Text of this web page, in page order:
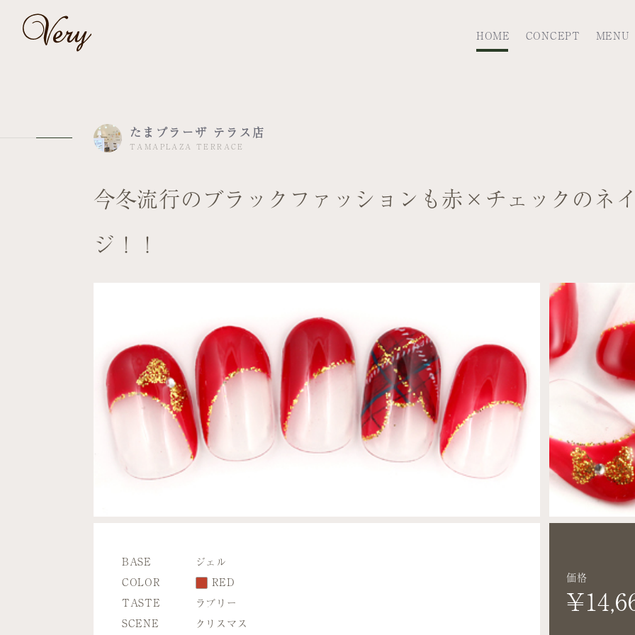
HOME CONCEPT MENU
たまプラーザ テラス店
TAMAPLAZA TERRACE
今冬流行のブラックファッションも赤×チェックのネ
ジ！！
BASE
ジェル
COLOR
RED
TASTE
ラブリー
SCENE
クリスマス
価格